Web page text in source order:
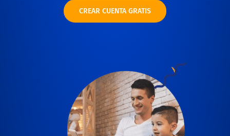
CREAR CUENTA GRATIS